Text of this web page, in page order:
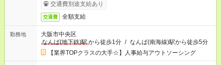
交通費別途支給あり
交通費 全額支給
勤務地
大阪市中央区
なんば(地下鉄)駅から徒歩1分 / なんば(南海線)駅から徒歩5分
【業界TOPクラスの大手☆】人事給与アウトソーシング